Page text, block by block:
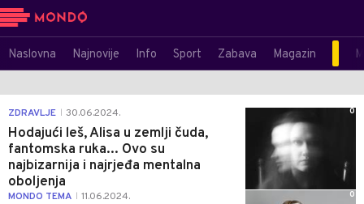
Naslovna Najnovije Info Sport Zabava Magazin
ZDRAVLJE 30.06.2024.
Hodajući leš, Alisa u zemlji čuda,
fantomska ruka... Ovo su
najbizarnija i najrjeđa mentalna
oboljenja
0
MONDO TEMA 11.06.2024. 0